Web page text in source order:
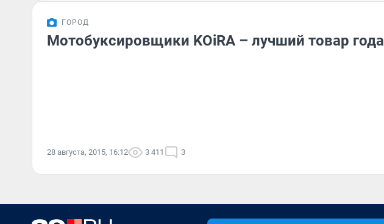
ГОРОД
Мотобуксировщики KOiRA – лучший товар года
28 августа, 2015, 16:12 3 411 3